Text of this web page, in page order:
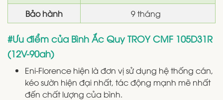
Bảo hành
9 tháng
#Ưu điểm của Bình Ắc Quy TROY CMF 105D31R
(12V-90ah)
Eni-Florence hiện là đơn vị sử dụng hệ thống cán,
kéo sườn hiện đại nhất, tác động mạnh mẽ nhất
đến chất lượng của bình.